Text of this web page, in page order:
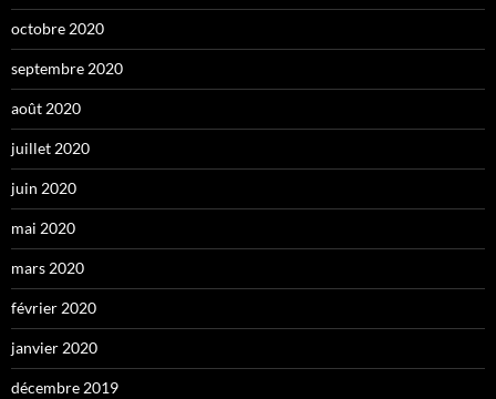
octobre 2020
septembre 2020
août 2020
juillet 2020
juin 2020
mai 2020
mars 2020
février 2020
janvier 2020
décembre 2019